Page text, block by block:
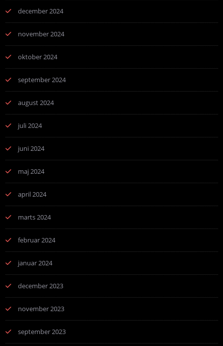
december 2024
november 2024
oktober 2024
september 2024
august 2024
juli 2024
juni 2024
maj 2024
april 2024
marts 2024
februar 2024
januar 2024
december 2023
november 2023
september 2023